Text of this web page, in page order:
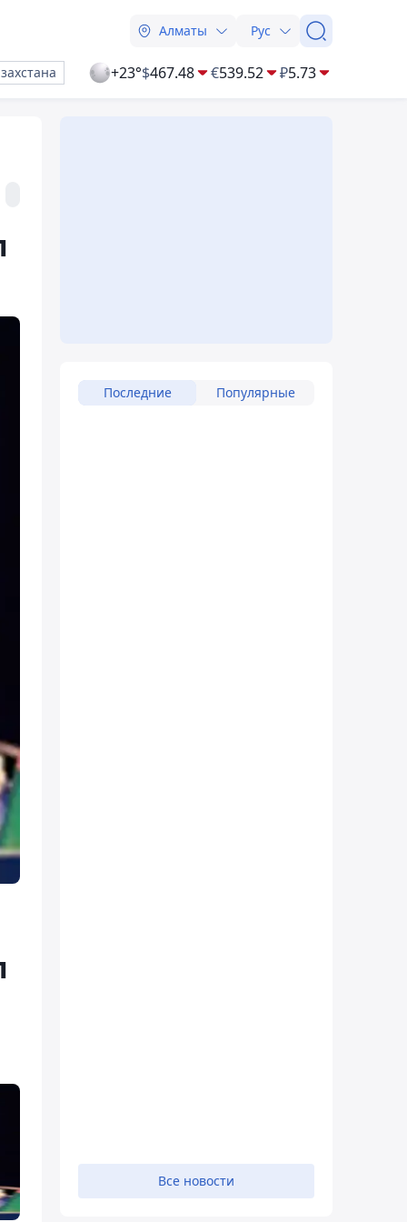
Алматы Рус
+23°$467.48 €539.52 ₽5.73
Последние Популярные
Все новости